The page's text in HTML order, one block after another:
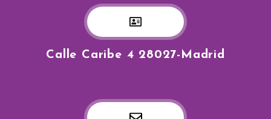
Calle Caribe 4 28027-Madrid